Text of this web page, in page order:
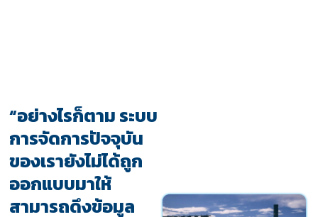
“อย่างไรก็ตาม ระบบ
การจัดการปัจจุบัน
ของเรายังไม่ได้ถูก
ออกแบบมาให้
สามารถดึงข้อมูล